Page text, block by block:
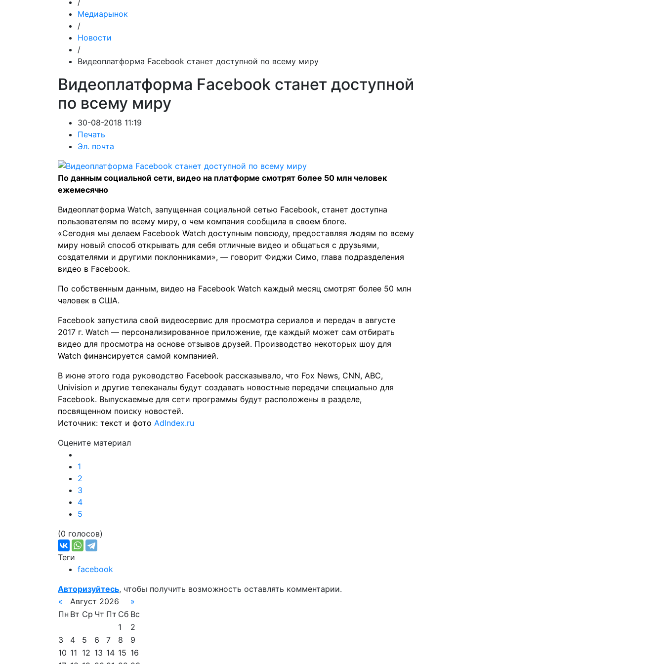
/
Медиарынок
/
Новости
/
Видеоплатформа Facebook станет доступной по всему миру
Видеоплатформа Facebook станет доступной
по всему миру
30-08-2018 11:19
Печать
Эл. почта
По данным социальной сети, видео на платформе смотрят более 50 млн человек
ежемесячно
Видеоплатформа Watch, запущенная социальной сетью Facebook, станет доступна
пользователям по всему миру, о чем компания сообщила в своем блоге.
«Сегодня мы делаем Facebook Watch доступным повсюду, предоставляя людям по всему
миру новый способ открывать для себя отличные видео и общаться с друзьями,
создателями и другими поклонниками», — говорит Фиджи Симо, глава подразделения
видео в Facebook.
По собственным данным, видео на Facebook Watch каждый месяц смотрят более 50 млн
человек в США.
Facebook запустила свой видеосервис для просмотра сериалов и передач в августе
2017 г. Watch — персонализированное приложение, где каждый может сам отбирать
видео для просмотра на основе отзывов друзей. Производство некоторых шоу для
Watch финансируется самой компанией.
В июне этого года руководство Facebook рассказывало, что Fox News, CNN, ABC,
Univision и другие телеканалы будут создавать новостные передачи специально для
Facebook. Выпускаемые для сети программы будут расположены в разделе,
посвященном поиску новостей.
Источник: текст и фото AdIndex.ru
Оцените материал
1
2
3
4
5
(0 голосов)
Теги
facebook
Авторизуйтесь, чтобы получить возможность оставлять комментарии.
«
Август 2026
»
Пн Вт Ср Чт Пт Сб Вс
1
2
3
4 5 6 7 8
9
10 11 12 13 14 15 16